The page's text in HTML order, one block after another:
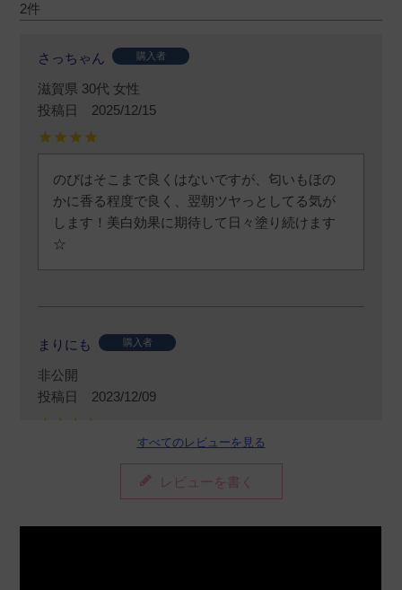
2
さっちゃん 購入者
滋賀県 30代 女性
投稿日
2025/12/15
のびはそこまで良くはないですが、匂いもほの
かに香る程度で良く、翌朝ツヤっとしてる気が
します！美白効果に期待して日々塗り続けます
☆
まりにも 購入者
非公開
投稿日
2023/12/09
以前使っていましたが戻ってきました。EGF含
有量など、クリニックから素晴らしいと聞き、
すべてのレビューを見る
レビューを書く